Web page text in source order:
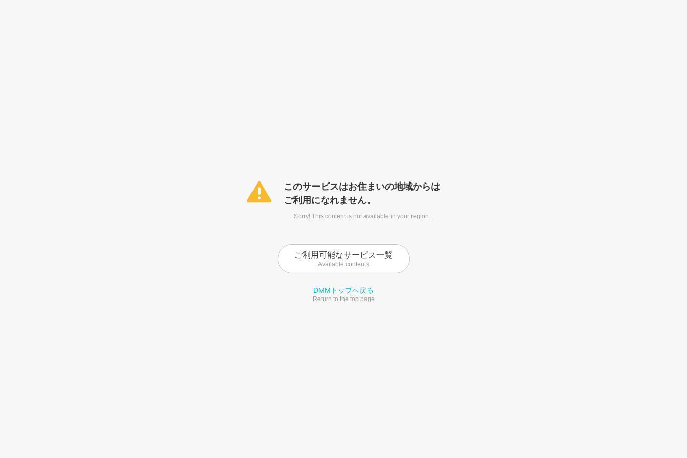
このサービスはお住まいの地域からは
ご利用になれません。
Sorry! This content is not available in your region.
ご利用可能なサービス一覧
Available contents
DMMトップへ戻る
Return to the top page